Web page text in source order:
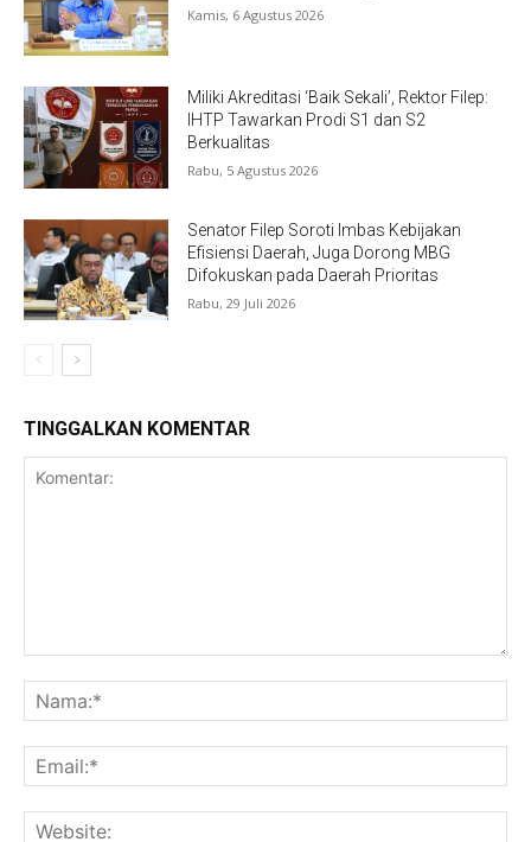
Kamis, 6 Agustus 2026
Miliki Akreditasi ‘Baik Sekali’, Rektor Filep:
IHTP Tawarkan Prodi S1 dan S2
Berkualitas
Rabu, 5 Agustus 2026
Senator Filep Soroti Imbas Kebijakan
Efisiensi Daerah, Juga Dorong MBG
Difokuskan pada Daerah Prioritas
Rabu, 29 Juli 2026
TINGGALKAN KOMENTAR